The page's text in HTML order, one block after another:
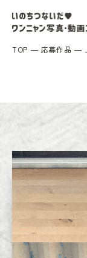
TOP 応募作品